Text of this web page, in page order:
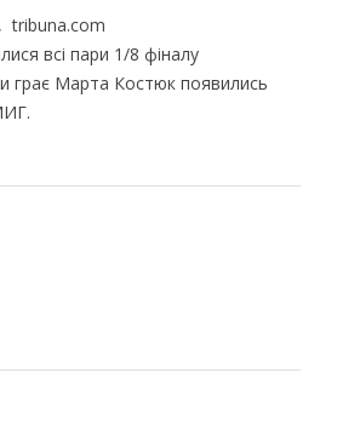
tribuna.com
всі пари 1/8 фіналу
грає Марта Костюк появились